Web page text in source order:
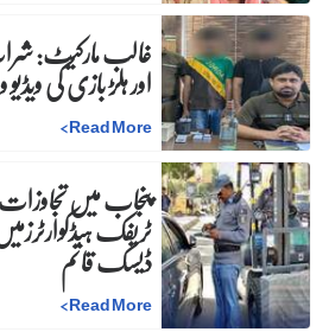
غالب مارکیٹ:
اور ہلڑ بازی کی ویڈیو وائرل، 2
Read More
>
پنجاب میں
ٹریفک
ڈیسک قائم
Read More
>